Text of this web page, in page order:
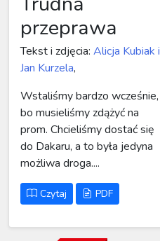
przeprawa
Tekst i zdjęcia: Alicja Kubiak i
Jan Kurzela,
Wstaliśmy bardzo wcześnie,
bo musieliśmy zdążyć na
prom. Chcieliśmy dostać się
do Dakaru, a to była jedyna
możliwa droga....
Czytaj PDF